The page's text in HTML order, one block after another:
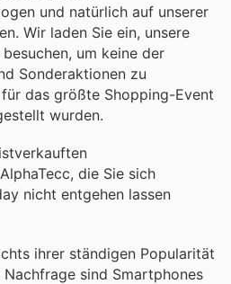
und natürlich auf unserer
Wir laden Sie ein, unsere
um keine der
Sonderaktionen zu
das größte Shopping-Event
wurden.
die Sie sich
nicht entgehen lassen
ihrer ständigen Popularität
sind Smartphones